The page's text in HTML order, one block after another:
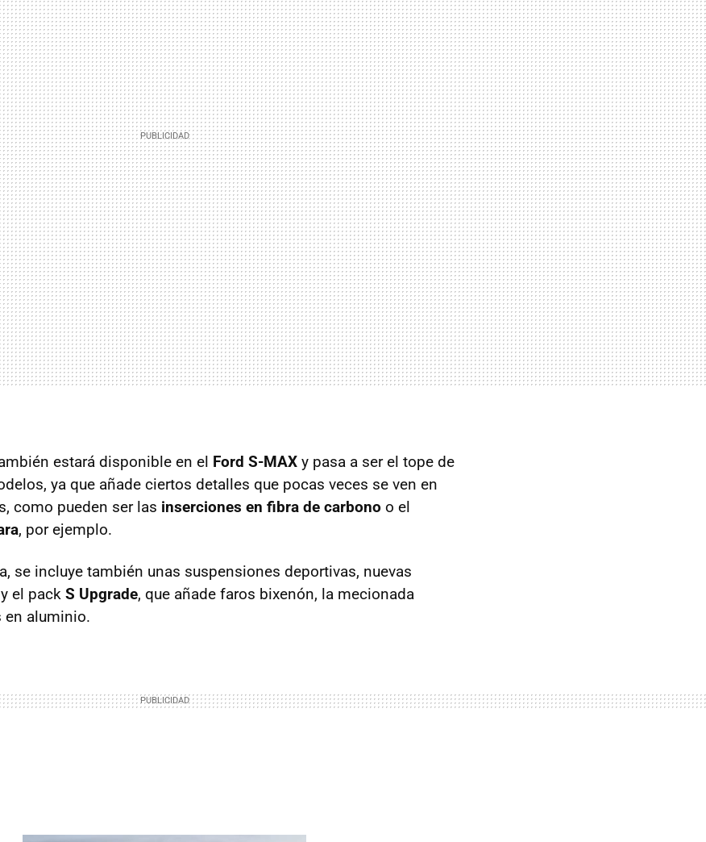
estará disponible en el Ford S-MAX y pasa a ser el tope de
ya que añade ciertos detalles que pocas veces se ven en
como pueden ser las inserciones en fibra de carbono o el
, por ejemplo.
se incluye también unas suspensiones deportivas, nuevas
el pack S Upgrade, que añade faros bixenón, la mecionada
en aluminio.